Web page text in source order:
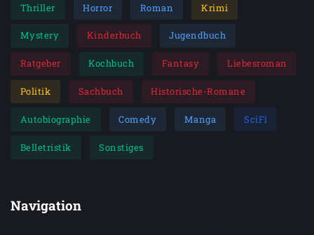
Thriller Horror Roman Krimi
Mystery Kinderbuch Jugendbuch
Ratgeber Kochbuch Fantasy Liebesroman
Politik Sachbuch Historische-Romane
Autobiographie Comedy Manga SciFi
Belletristik Sonstiges
Navigation